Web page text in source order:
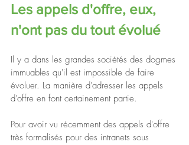
Les appels d'offre, eux,
n'ont pas du tout évolué
Il y a dans les grandes sociétés des dogmes
immuables qu'il est impossible de faire
évoluer. La manière d'adresser les appels
d'offre en font certainement partie.
Pour avoir vu récemment des appels d'offre
très formalisés pour des intranets sous